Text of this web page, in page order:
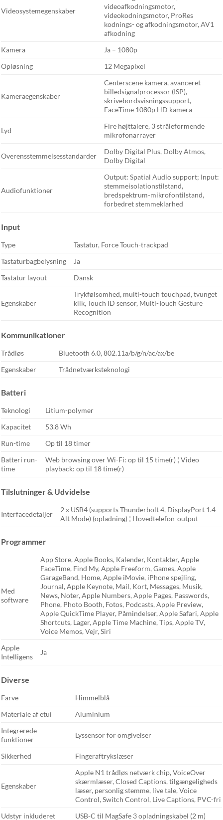
Videosystemegenskaber
videoafkodningsmotor,
videokodningsmotor, ProRes
kodnings- og afkodningsmotor, AV1
afkodning
Kamera
Ja – 1080p
Opløsning
12 Megapixel
Kameraegenskaber
Centerscene kamera, avanceret
billedsignalprocessor (ISP),
skrivebordsvisningssupport,
FaceTime 1080p HD kamera
Lyd
Fire højttalere, 3 stråleformende
mikrofonarrayer
Overensstemmelsesstandarder
Dolby Digital Plus, Dolby Atmos,
Dolby Digital
Audiofunktioner
Output: Spatial Audio support; Input:
stemmeisolationstilstand,
bredspektrum-mikrofontilstand,
forbedret stemmeklarhed
Input
Type
Tastatur, Force Touch-trackpad
Tastaturbagbelysning
Ja
Tastatur layout
Dansk
Egenskaber
Trykfølsomhed, multi-touch touchpad, tvunget
klik, Touch ID sensor, Multi-Touch Gesture
Recognition
Kommunikationer
Trådløs
Bluetooth 6.0, 802.11a/b/g/n/ac/ax/be
Egenskaber
Trådnetværksteknologi
Batteri
Teknologi
Litium-polymer
Kapacitet
53.8 Wh
Run-time
Op til 18 timer
Batteri run-
time
Web browsing over Wi-Fi: op til 15 time(r) ¦ Video
playback: op til 18 time(r)
Tilslutninger & Udvidelse
Interfacedetaljer
2 x USB4 (supports Thunderbolt 4, DisplayPort 1.4
Alt Mode) (opladning) ¦ Hovedtelefon-output
Programmer
Med
software
App Store, Apple Books, Kalender, Kontakter, Apple
FaceTime, Find My, Apple Freeform, Games, Apple
GarageBand, Home, Apple iMovie, iPhone spejling,
Journal, Apple Keynote, Mail, Kort, Messages, Musik,
News, Noter, Apple Numbers, Apple Pages, Passwords,
Phone, Photo Booth, Fotos, Podcasts, Apple Preview,
Apple QuickTime Player, Påmindelser, Apple Safari, Apple
Shortcuts, Lager, Apple Time Machine, Tips, Apple TV,
Voice Memos, Vejr, Siri
Apple
Intelligens
Ja
Diverse
Farve
Himmelblå
Materiale af etui
Aluminium
Integrerede
funktioner
Lyssensor for omgivelser
Sikkerhed Fingeraftrykslæser
Egenskaber
Apple N1 trådløs netværk chip, VoiceOver
skærmlæser, Closed Captions, tilgængeligheds
læser, personlig stemme, live tale, Voice
Control, Switch Control, Live Captions, PVC-fri
Udstyr inkluderet
USB-C til MagSafe 3 opladningskabel (2 m)